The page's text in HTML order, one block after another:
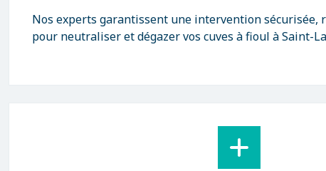
Nos experts garantissent une intervention sécurisée,
pour neutraliser et dégazer vos cuves à fioul à Saint-